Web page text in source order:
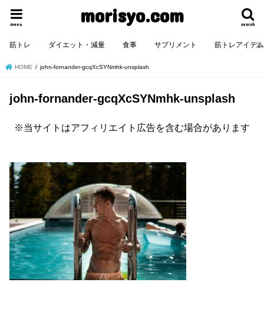
morisyo.com search
menu
筋トレ ダイエット・減量 食事 サプリメント 筋トレアイテム
HOME john-fornander-gcqXcSYNmhk-unsplash
john-fornander-gcqXcSYNmhk-unsplash
※当サイトはアフィリエイト広告を含む場合があります